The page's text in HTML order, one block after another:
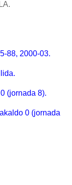
88, 2000-03.
(jornada 8).
0 (jornada